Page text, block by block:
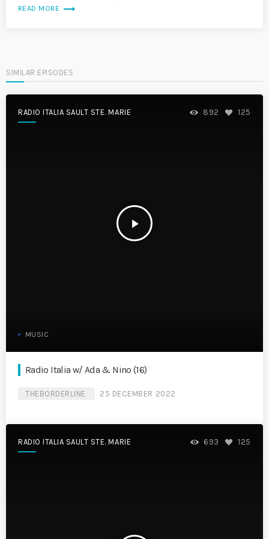
READ MORE trending_flat
SIMILAR EPISODES
RADIO ITALIA SAULT STE. MARIE
play_arrow
892 125
MUSIC
Radio Italia w/ Ada & Nino (16)
THEBORDERLINE 25 DECEMBER 2022
RADIO ITALIA SAULT STE. MARIE 693 125